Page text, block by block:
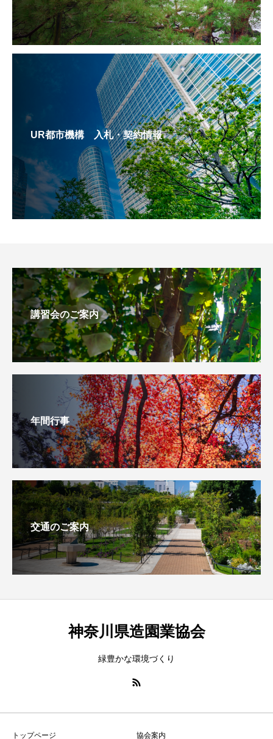
UR都市機構 入札・契約情報
講習会のご案内
年間行事
交通のご案内
神奈川県造園業協会
緑豊かな環境づくり
トップページ 協会案内